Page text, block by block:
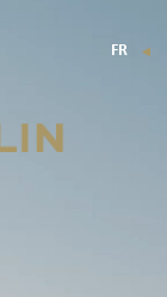
FR ▼